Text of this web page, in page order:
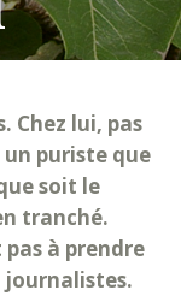
Chez lui, pas
un puriste que
soit le
tranché.
pas à prendre
journalistes.